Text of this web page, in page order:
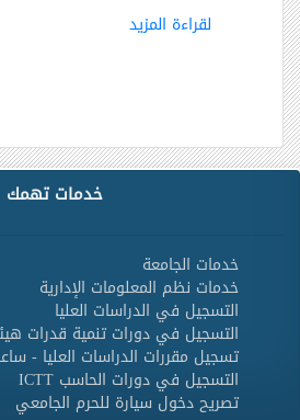
لقراءة المزيد
خدمات تهمك
خدمات الجامعة
خدمات نظم المعلومات الإدارية
التسجيل في الدراسات العليا
التسجيل في دورات تنمية قدرات
تسجيل مقررات الدراسات العليا -
التسجيل في دورات الحاسب ICTT
تصريح دخول سيارة للحرم الجامعي